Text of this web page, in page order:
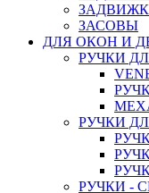
ЗАСОВЫ
ДЛЯ ОКОН И
РУЧКИ
РУЧКИ
РУЧКИ -